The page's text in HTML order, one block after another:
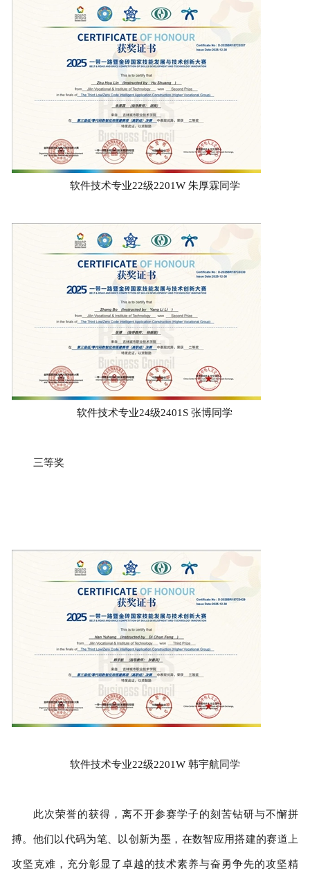
软件技术专业22级2201W 朱厚霖同学
软件技术专业24级2401S 张博同学
三等奖
软件技术专业22级2201W 韩宇航同学
此次荣誉的获得，离不开参赛学子的刻苦钻研与不懈拼
搏。他们以代码为笔、以创新为墨，在数智应用搭建的赛道上
攻坚克难，充分彰显了卓越的技术素养与奋勇争先的攻坚精